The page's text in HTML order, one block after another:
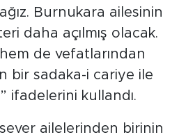
Burnukara ailesinin
daha açılmış olacak.
de vefatlarından
bir sadaka-i cariye ile
ifadelerini kullandı.
ailelerinden birinin